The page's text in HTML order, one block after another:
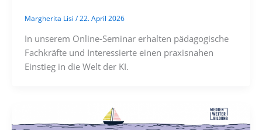
Margherita Lisi /22. April 2026
In unserem Online-Seminar erhalten pädagogische
Fachkräfte und Interessierte einen praxisnahen
Einstieg in die Welt der KI.